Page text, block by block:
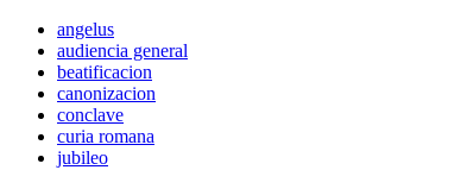
angelus
audiencia general
beatificacion
canonizacion
conclave
curia romana
jubileo